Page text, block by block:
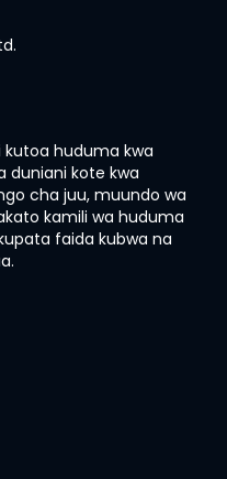
kutoa huduma kwa
duniani kote kwa
cha juu, muundo wa
kamili wa huduma
faida kubwa na
Wechat